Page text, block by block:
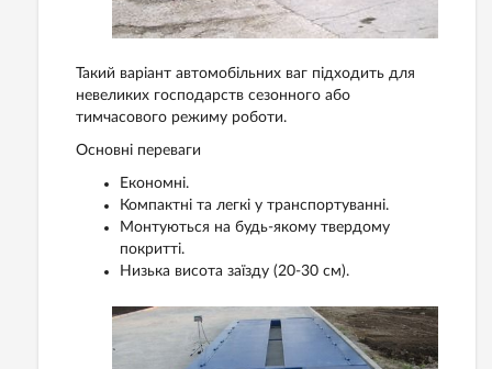
Такий варіант автомобільних ваг підходить для
невеликих господарств сезонного або
тимчасового режиму роботи.
Основні переваги
Економні.
Компактні та легкі у транспортуванні.
Монтуються на будь-якому твердому
покритті.
Низька висота заїзду (20-30 см).